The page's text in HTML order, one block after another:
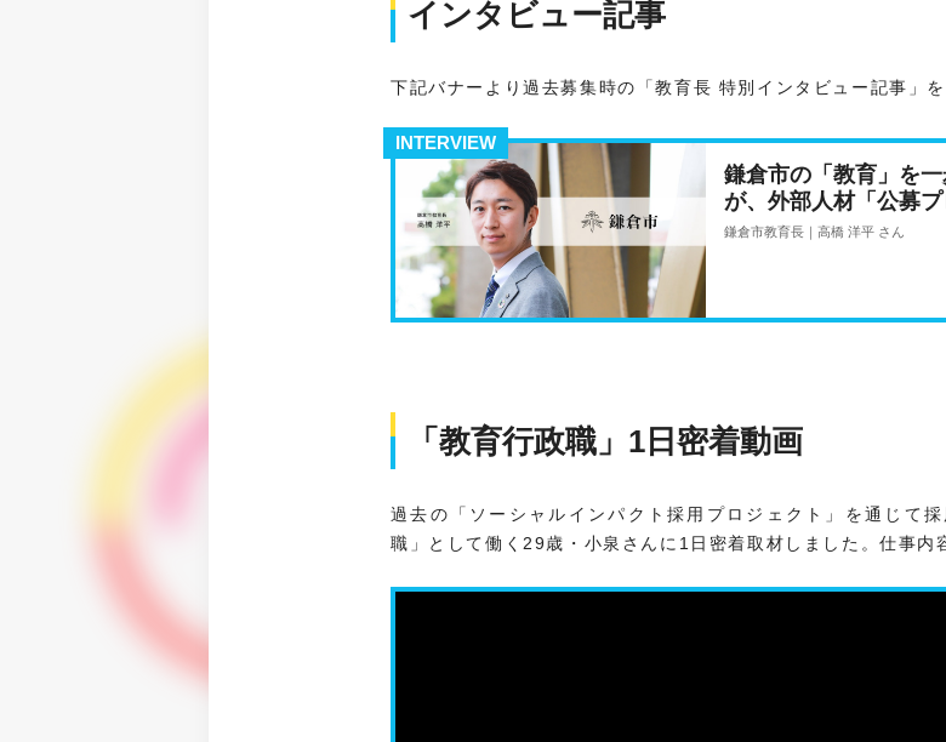
インタビュー記事
下記バナーより過去募集時の「教育長 特別インタビュー記事」を
INTERVIEW
鎌倉市の「教育」を
が、外部人材「公募
鎌倉市教育長｜高橋 洋平 さん
「教育行政職」1日密着動画
過去の「ソーシャルインパクト採用プロジェクト」を通じて
職」として働く29歳・小泉さんに1日密着取材しました。仕事内